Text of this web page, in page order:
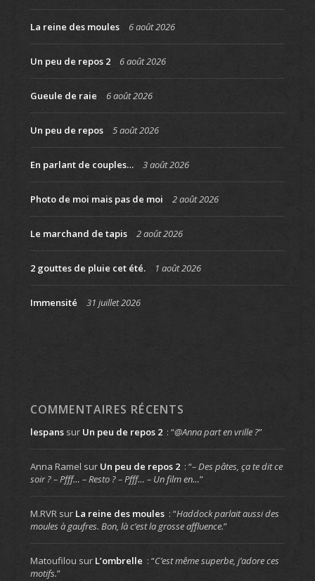
La reine des moules 6 août 2026
Un peu de repos 2 6 août 2026
Gueule de raie 6 août 2026
Un peu de repos 5 août 2026
En parlant de couples… 3 août 2026
Photo de moi mais pas de moi 2 août 2026
Le marchand de tapis 2 août 2026
2 gouttes de pluie cet été. 1 août 2026
Immensité 31 juillet 2026
COMMENTAIRES RÉCENTS
lespanssur Un peu de repos 2 : “@Anna part en vrille ?”
Anna Ramel sur Un peu de repos 2 : “– Des pâtes, ça te dit ce
soir ? – Pfff… – Resto ? – Pfff… – Un film en…”
M.RVRsur La reine des moules : “Haddock parlait aussi des
moules à gaufres. Bon, là c’est la grosse affluence.”
Matoufilou sur L’ombrelle : “C’est même superbe, j’adore ces
motifs.”